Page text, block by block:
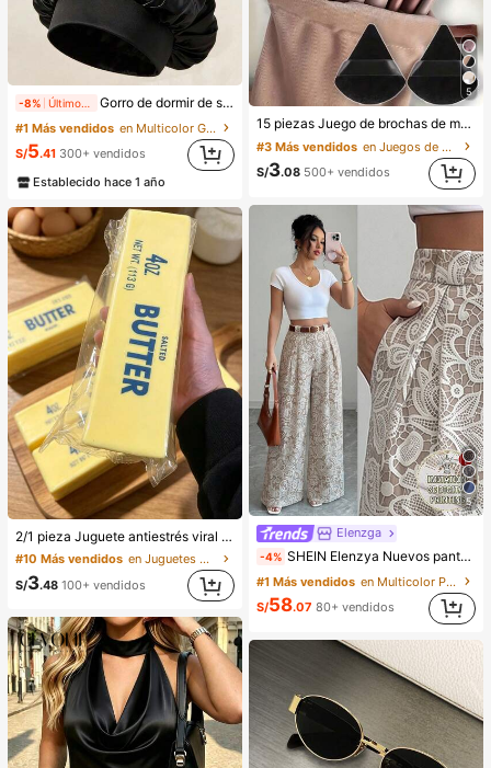
-8% Últimos 2 días Gorro de dormir de satén de seda, adecuado para cabello largo, trenzas, rastas y cabello rizado. Suave, unisex y disponible en múltiples colores. Perfecto para el cuidado del cabello durante la noche, uso en el baño y viajes.
#1 Más vendidos
en Multicolor Gorros para el pelo para mujer
S/5.41 300+ vendidos
Establecido hace 1 año
2/1 pieza Juguete antiestrés viral de mantequilla suave y lindo de gran tamaño, juguete de alivio del estrés, estimulación sensorial, pelota antiestrés, adecuado como regalo de Pascua, cumpleaños, graduación, favor de fiesta, suministros para despedida de soltera, estilo dumpling de rebote lento, estético, regalo de Navidad
#10 Más vendidos
en Juguetes para apretar para adolescentes
S/3.48 100+ vendidos
5
15 piezas Juego de brochas de maquillaje, incluye 2 esponjas de maquillaje triangulares negras, suaves y pegajosas para polvos sueltos; también 13 piezas de brochas de maquillaje para colorete, lápiz labial líquido, lápiz labial, corrector, base de maquillaje, primer, cosméticos de marca, polvos sueltos, iluminador, contorno, fijador, sombra de ojos, colorete, maquillaje coreano, etc. Adecuado como regalo para niñas y mujeres.
#3 Más vendidos
en Juegos de brochas de maquillaje Juegos De Pince
S/3.08 500+ vendidos
5
Elenzga
-4% SHEIN Elenzya Nuevos pantalones culotte de talle alto con lunares para primavera/verano, de estilo elegante adecuados para uso diario y trabajo, con un toque vintage perfecto para la temporada de graduación, festivales de música, carreras de Derby, Día de la Independencia
#1 Más vendidos
en Multicolor Pantalones informales
S/58.07 80+ vendidos